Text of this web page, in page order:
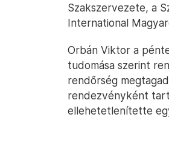
Szakszervezete, a
International
Orbán Viktor a
tudomása szerint
rendőrség
rendezvényként
ellehetetlenítette